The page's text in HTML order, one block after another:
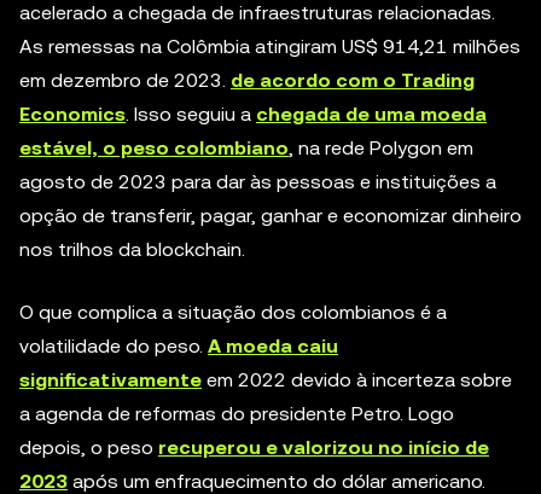
acelerado a chegada de infraestruturas relacionadas.
As remessas na Colômbia atingiram US$ 914,21 milhões
em dezembro de 2023. de acordo com o Trading
Economics. Isso seguiu a chegada de uma moeda
estável, o peso colombiano, na rede Polygon em
agosto de 2023 para dar às pessoas e instituições a
opção de transferir, pagar, ganhar e economizar dinheiro
nos trilhos da blockchain.
O que complica a situação dos colombianos é a
volatilidade do peso. A moeda caiu
significativamente em 2022 devido à incerteza sobre
a agenda de reformas do presidente Petro. Logo
depois, o peso recuperou e valorizou no início de
2023 após um enfraquecimento do dólar americano.